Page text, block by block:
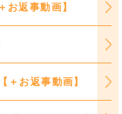
返事動画】
お返事動画】